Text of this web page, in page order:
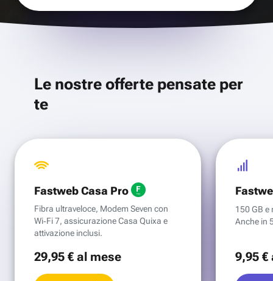
Le nostre offerte pensate per
te
Fastweb Casa Pro
Fibra ultraveloce, Modem Seven con
Wi‑Fi 7, assicurazione Casa Quixa e
attivazione inclusi.
29,95 €al mese
150 GB e
Anche in
9,95 €